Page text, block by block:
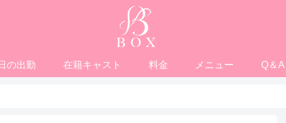
の出勤 在籍キャスト 料金 メニュー Q＆A